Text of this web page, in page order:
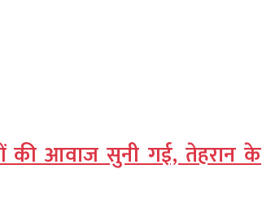
की आवाज सुनी गई, तेहरान के